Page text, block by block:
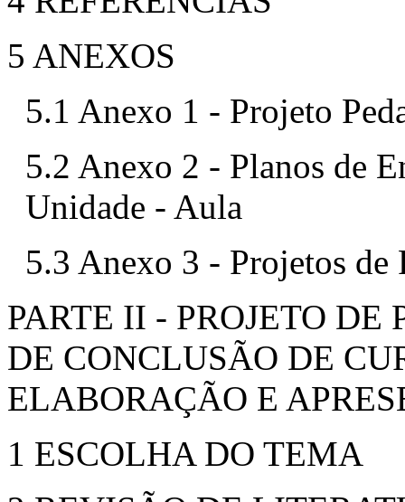
5 ANEXOS
5.1 Anexo 1 - Projeto
5.2 Anexo 2 - Planos de
Unidade - Aula
5.3 Anexo 3 - Projetos de
PARTE II - PROJETO
DE CONCLUSÃO DE
ELABORAÇÃO E
1 ESCOLHA DO TEMA